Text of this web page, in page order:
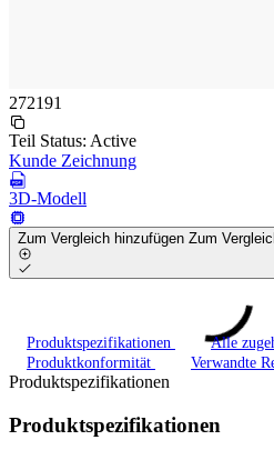
272191
Teil Status: Active
Kunde Zeichnung
3D-Modell
Zum Vergleich hinzufügen Zum
Produktspezifikationen
Alle
Produktkonformität
Verwandte
Produktspezifikationen
Produktspezifikationen